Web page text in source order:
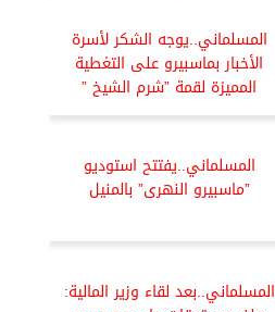
المسلماني..يوجه الشكر لأسرة
الأخبار بماسبيرو على التغطية
المميزة لقمة ”شرم الشيخ ”
المسلماني..يفتتح استوديو
”ماسبيرو النهرى” بالمنيل
المسلماني..بعد لقاء وزير المالية: